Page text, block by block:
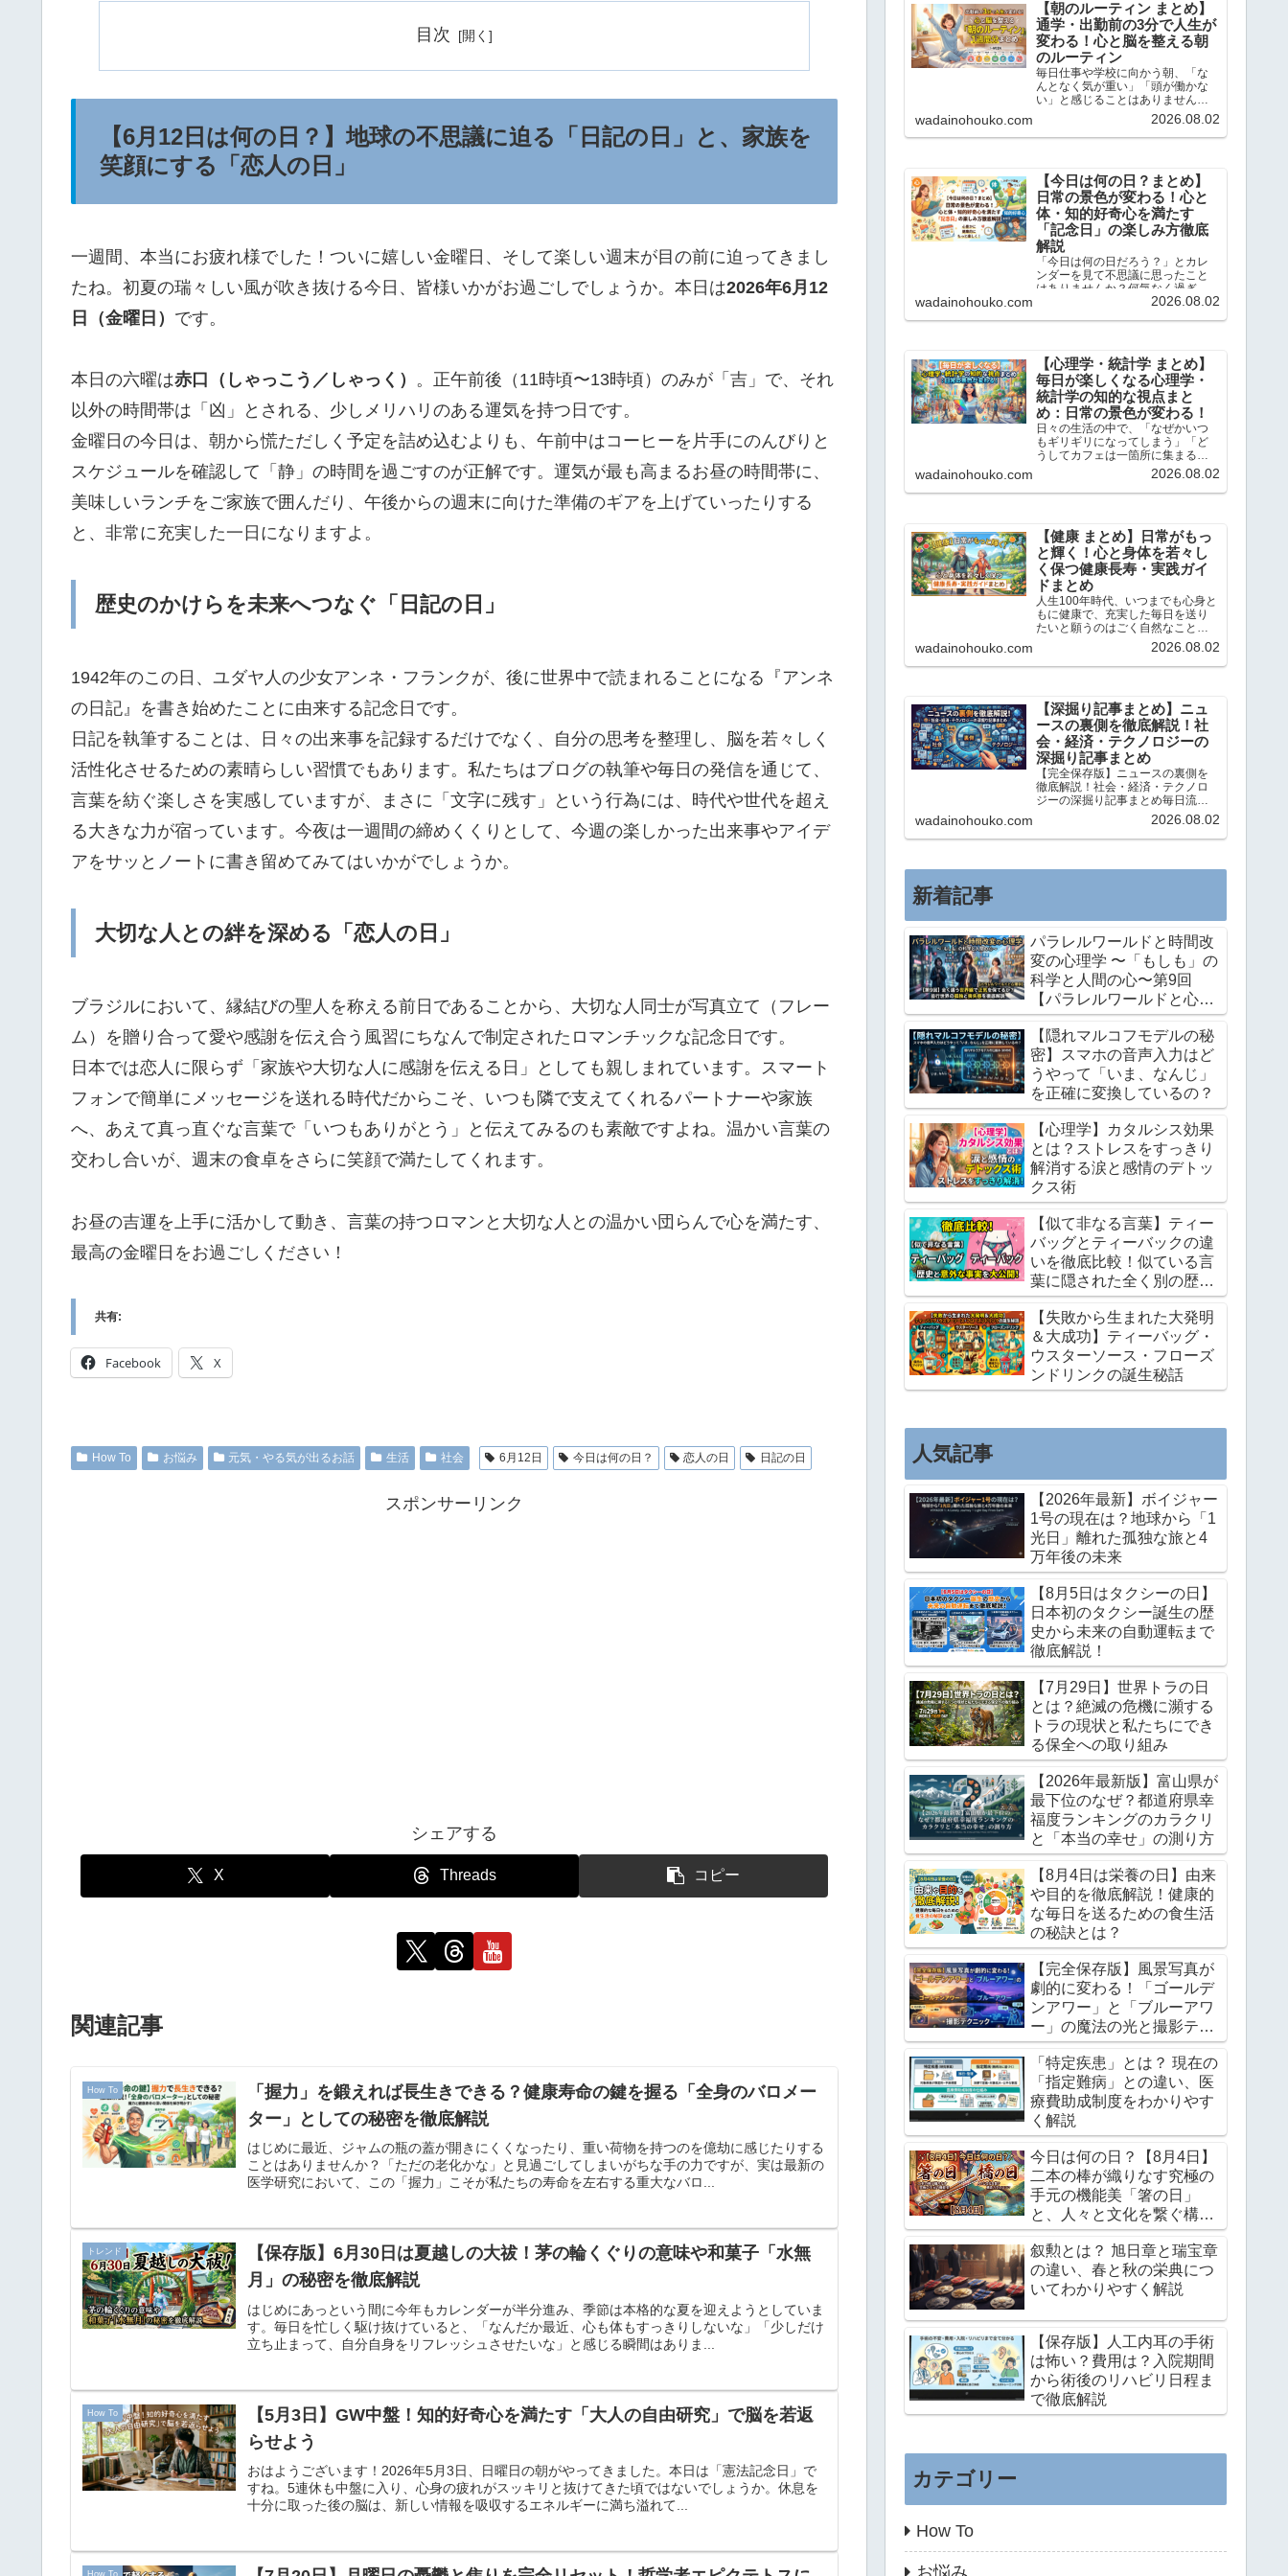
目次
【6月12日は何の日？】地球の不思議に迫る「日記の日」と、家族を
笑顔にする「恋人の日」
一週間、本当にお疲れ様でした！ついに嬉しい金曜日、そして楽しい週末が目の前に迫ってきまし
たね。初夏の瑞々しい風が吹き抜ける今日、皆様いかがお過ごしでしょうか。本日は2026年6月12
日（金曜日） です。
本日の六曜は赤口（しゃっこう／しゃっく） 。正午前後（11時頃〜13時頃）のみが「吉」で、それ
以外の時間帯は「凶」とされる、少しメリハリのある運気を持つ日です。
金曜日の今日は、朝から慌ただしく予定を詰め込むよりも、午前中はコーヒーを片手にのんびりと
スケジュールを確認して「静」の時間を過ごすのが正解です。運気が最も高まるお昼の時間帯に、
美味しいランチをご家族で囲んだり、午後からの週末に向けた準備のギアを上げていったりする
と、非常に充実した一日になりますよ。
歴史のかけらを未来へつなぐ「日記の日」
1942年のこの日、ユダヤ人の少女アンネ・フランクが、後に世界中で読まれることになる『アンネ
の日記』を書き始めたことに由来する記念日です。
日記を執筆することは、日々の出来事を記録するだけでなく、自分の思考を整理し、脳を若々しく
活性化させるための素晴らしい習慣でもあります。私たちはブログの執筆や毎日の発信を通じて、
言葉を紡ぐ楽しさを実感していますが、まさに「文字に残す」という行為には、時代や世代を超え
る大きな力が宿っています。今夜は一週間の締めくくりとして、今週の楽しかった出来事やアイデ
アをサッとノートに書き留めてみてはいかがでしょうか。
大切な人との絆を深める「恋人の日」
ブラジルにおいて、縁結びの聖人を称える前日であることから、大切な人同士が写真立て（フレー
ム）を贈り合って愛や感謝を伝え合う風習にちなんで制定されたロマンチックな記念日です。
日本では恋人に限らず「家族や大切な人に感謝を伝える日」としても親しまれています。スマート
フォンで簡単にメッセージを送れる時代だからこそ、いつも隣で支えてくれるパートナーや家族
へ、あえて真っ直ぐな言葉で「いつもありがとう」と伝えてみるのも素敵ですよね。温かい言葉の
交わし合いが、週末の食卓をさらに笑顔で満たしてくれます。
お昼の吉運を上手に活かして動き、言葉の持つロマンと大切な人との温かい団らんで心を満たす、
最高の金曜日をお過ごしください！
共有:
Facebook X
How To お悩み 元気・やる気が出るお話 生活 社会 6月12日 今日は何の日？ 恋人の日 日記の日
スポンサーリンク
シェアする
X Threads コピー
関連記事
How To
「握力」を鍛えれば長生きできる？健康寿命の鍵を握る「全身のバロメー
ター」としての秘密を徹底解説
はじめに最近、ジャムの瓶の蓋が開きにくくなったり、重い荷物を持つのを億劫に感じたりする
ことはありませんか？「ただの老化かな」と見過ごしてしまいがちな手の力ですが、実は最新の
医学研究において、この「握力」こそが私たちの寿命を左右する重大なバロ...
トレンド
【保存版】6月30日は夏越しの大祓！茅の輪くぐりの意味や和菓子「水無
月」の秘密を徹底解説
はじめにあっという間に今年もカレンダーが半分進み、季節は本格的な夏を迎えようとしていま
す。毎日を忙しく駆け抜けていると、「なんだか最近、心も体もすっきりしないな」「少しだけ
立ち止まって、自分自身をリフレッシュさせたいな」と感じる瞬間はありま...
How To
【5月3日】GW中盤！知的好奇心を満たす「大人の自由研究」で脳を若返
らせよう
おはようございます！2026年5月3日、日曜日の朝がやってきました。本日は「憲法記念日」で
すね。5連休も中盤に入り、心身の疲れがスッキリと抜けてきた頃ではないでしょうか。休息を
十分に取った後の脳は、新しい情報を吸収するエネルギーに満ち溢れて...
【朝のルーティン まとめ】
通学・出勤前の3分で人生が
変わる！心と脳を整える朝
のルーティン
毎日仕事や学校に向かう朝、「な
んとなく気が重い」「頭が働かな
い」と感じることはありません
か？この記事では、忙しい現代人
のために、通勤・通学前のたった3
分でサクッと読めて、一日を前向
wadainohouko.com 2026.08.02
【今日は何の日？まとめ】
日常の景色が変わる！心と
体・知的好奇心を満たす
「記念日」の楽しみ方徹底
解説
「今日は何の日だろう？」とカレ
ンダーを見て不思議に思ったこと
はありませんか？何気なく過ぎて
いく毎日にも、実は先人たちの知
事では、当ブログで大人気の「今...
wadainohouko.com 2026.08.02
【心理学・統計学 まとめ】
毎日が楽しくなる心理学・
統計学の知的な視点まと
め：日常の景色が変わる！
日々の生活の中で、「なぜかいつ
もギリギリになってしまう」「ど
うしてカフェは一箇所に集まるの
だろう？」と不思議に思ったこと
はありませんか？この記事では、
当ブログ「ちょっと気になる話題
か...
wadainohouko.com 2026.08.02
【健康 まとめ】日常がもっ
と輝く！心と身体を若々し
く保つ健康長寿・実践ガイ
ドまとめ
人生100年時代、いつまでも心身と
もに健康で、充実した毎日を送り
たいと願うのはごく自然なことで
す。こんにちは、「ちょっと気に
なる話題の宝庫」です。この記事
では、私が日々リサーチし、独自
wadainohouko.com 2026.08.02
【深掘り記事まとめ】ニュ
ースの裏側を徹底解説！社
会・経済・テクノロジーの
深掘り記事まとめ
【完全保存版】ニュースの裏側を
徹底解説！社会・経済・テクノロ
ジーの深掘り記事まとめ毎日流れ
てくるニュースの表面だけを追っ
ていては、社会の本当の姿は見え
てきません。こんにちは、「ちょ
この記事では、私が長年培ってき...
wadainohouko.com 2026.08.02
新着記事
パラレルワールドと時間改
変の心理学 〜「もしも」の
科学と人間の心〜第9回
【パラレルワールドと心理
学】全く違う世界線で正気
を保てるか？並行世界の孤
独と喪失感を徹底解説
【隠れマルコフモデルの秘
密】スマホの音声入力はど
うやって「いま、なんじ」
を正確に変換しているの？
【心理学】カタルシス効果
とは？ストレスをすっきり
解消する涙と感情のデトッ
クス術
【似て非なる言葉】ティー
バッグとティーバックの違
いを徹底比較！似ている言
葉に隠された全く別の歴史
と意外な事実
【失敗から生まれた大発明
＆大成功】ティーバッグ・
ウスターソース・フローズ
ンドリンクの誕生秘話
人気記事
【2026年最新】ボイジャー
1号の現在は？地球から「1
光日」離れた孤独な旅と4
万年後の未来
【8月5日はタクシーの日】
日本初のタクシー誕生の歴
史から未来の自動運転まで
徹底解説！
【7月29日】世界トラの日
とは？絶滅の危機に瀕する
トラの現状と私たちにでき
る保全への取り組み
【2026年最新版】富山県が
最下位のなぜ？都道府県幸
福度ランキングのカラクリ
と「本当の幸せ」の測り方
【8月4日は栄養の日】由来
や目的を徹底解説！健康的
な毎日を送るための食生活
の秘訣とは？
【完全保存版】風景写真が
劇的に変わる！「ゴールデ
ンアワー」と「ブルーアワ
ー」の魔法の光と撮影テク
ニック
「特定疾患」とは？ 現在の
「指定難病」との違い、医
療費助成制度をわかりやす
く解説
今日は何の日？【8月4日】
二本の棒が織りなす究極の
手元の機能美「箸の日」
と、人々と文化を繋ぐ構造
力学のロマン「橋の日」
叙勲とは？ 旭日章と瑞宝章
の違い、春と秋の栄典につ
いてわかりやすく解説
【保存版】人工内耳の手術
は怖い？費用は？入院期間
から術後のリハビリ日程ま
で徹底解説
カテゴリー
How To
お悩み